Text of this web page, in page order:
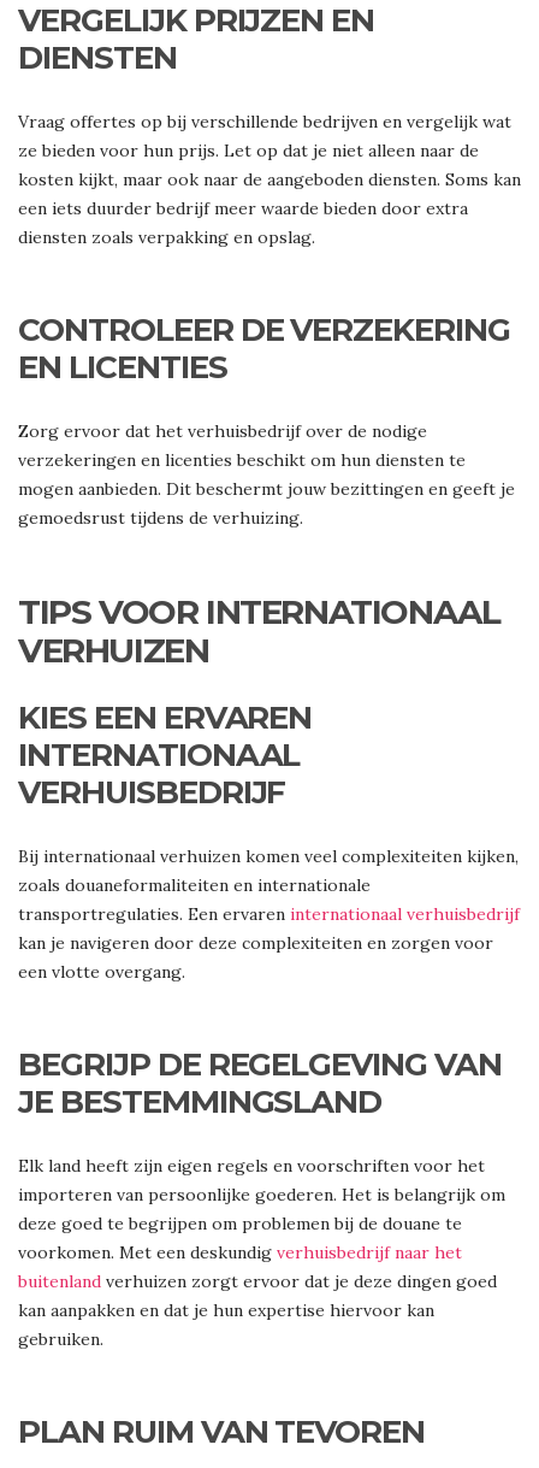
VERGELIJK PRIJZEN EN
DIENSTEN
Vraag offertes op bij verschillende bedrijven en vergelijk wat
ze bieden voor hun prijs. Let op dat je niet alleen naar de
kosten kijkt, maar ook naar de aangeboden diensten. Soms kan
een iets duurder bedrijf meer waarde bieden door extra
diensten zoals verpakking en opslag.
CONTROLEER DE VERZEKERING
EN LICENTIES
Zorg ervoor dat het verhuisbedrijf over de nodige
verzekeringen en licenties beschikt om hun diensten te
mogen aanbieden. Dit beschermt jouw bezittingen en geeft je
gemoedsrust tijdens de verhuizing.
TIPS VOOR INTERNATIONAAL
VERHUIZEN
KIES EEN ERVAREN
INTERNATIONAAL
VERHUISBEDRIJF
Bij internationaal verhuizen komen veel complexiteiten kijken,
zoals douaneformaliteiten en internationale
transportregulaties. Een ervaren internationaal verhuisbedrijf
kan je navigeren door deze complexiteiten en zorgen voor
een vlotte overgang.
BEGRIJP DE REGELGEVING VAN
JE BESTEMMINGSLAND
Elk land heeft zijn eigen regels en voorschriften voor het
importeren van persoonlijke goederen. Het is belangrijk om
deze goed te begrijpen om problemen bij de douane te
voorkomen. Met een deskundig verhuisbedrijf naar het
buitenland verhuizen zorgt ervoor dat je deze dingen goed
kan aanpakken en dat je hun expertise hiervoor kan
gebruiken.
PLAN RUIM VAN TEVOREN